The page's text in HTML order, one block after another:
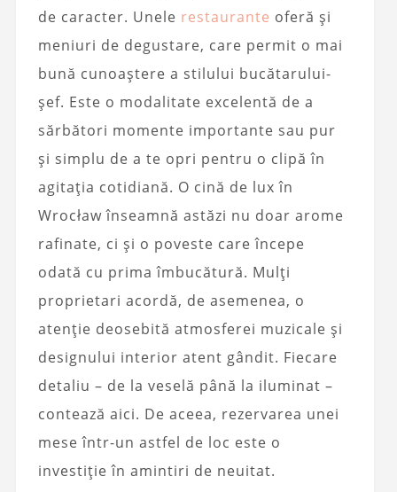
de caracter. Unele restaurante oferă și
meniuri de degustare, care permit o mai
bună cunoaștere a stilului bucătarului-
șef. Este o modalitate excelentă de a
sărbători momente importante sau pur
și simplu de a te opri pentru o clipă în
agitația cotidiană. O cină de lux în
Wrocław înseamnă astăzi nu doar arome
rafinate, ci și o poveste care începe
odată cu prima îmbucătură. Mulți
proprietari acordă, de asemenea, o
atenție deosebită atmosferei muzicale și
designului interior atent gândit. Fiecare
detaliu – de la veselă până la iluminat –
contează aici. De aceea, rezervarea unei
mese într-un astfel de loc este o
investiție în amintiri de neuitat.